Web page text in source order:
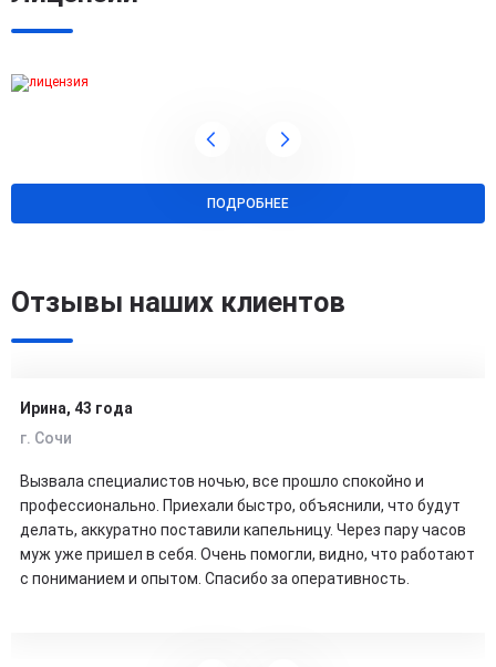
ПОДРОБНЕЕ
Отзывы наших клиентов
Ирина, 43 года
г. Сочи
Вызвала специалистов ночью, все прошло спокойно и
профессионально. Приехали быстро, объяснили, что будут
делать, аккуратно поставили капельницу. Через пару часов
муж уже пришел в себя. Очень помогли, видно, что работают
с пониманием и опытом. Спасибо за оперативность.